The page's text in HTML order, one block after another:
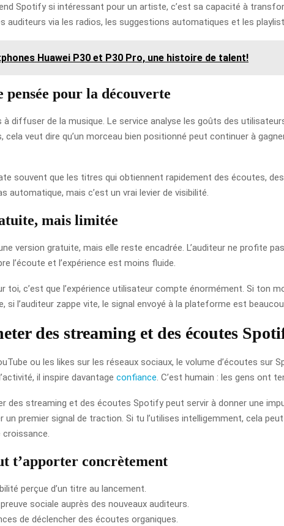
Spotify si intéressant pour un artiste, c’est sa capacité à
auditeurs via les radios, les suggestions automatiques et les
Huawei P30 et P30 Pro, une histoire de talent!
pour la découverte
diffuser de la musique. Le service analyse les goûts des
cela veut dire qu’un morceau bien positionné peut continuer à
souvent que les titres qui obtiennent rapidement des écoutes,
automatique, mais c’est un vrai levier de visibilité.
mais limitée
version gratuite, mais elle reste encadrée. L’auditeur ne profite
l’écoute et l’expérience est moins fluide.
toi, c’est que l’expérience utilisateur compte énormément. Si ton
si l’auditeur zappe vite, le signal envoyé à la plateforme est
des streaming et des écoutes
ou les likes sur les réseaux sociaux, le volume d’écoutes
il inspire davantage confiance . C’est humain : les gens ont
des streaming et des écoutes Spotify peut servir à donner une
un premier signal de traction. Si tu l’utilises intelligemment, cela
t’apporter concrètement
perçue d’un titre au lancement.
sociale auprès des nouveaux auditeurs.
de déclencher des écoutes organiques.